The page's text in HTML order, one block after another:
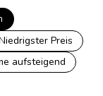
Preis
aufsteigend